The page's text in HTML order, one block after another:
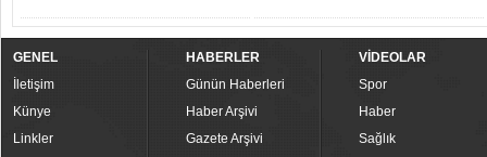
GENEL
İletişim
Künye
Linkler
HABERLER
Günün Haberleri
Haber Arşivi
Gazete Arşivi
VİDEOLAR
Spor
Haber
Sağlık